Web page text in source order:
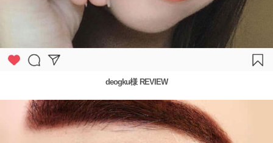
deogku様 REVIEW